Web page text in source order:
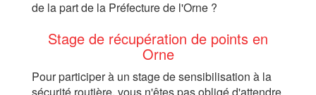
de la part de la Préfecture de l'Orne ?
Stage de récupération de points en
Orne
Pour participer à un stage de sensibilisation à la